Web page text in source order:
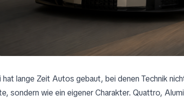
hat lange Zeit Autos gebaut, bei denen Technik
sondern wie ein eigener Charakter. Quattro,